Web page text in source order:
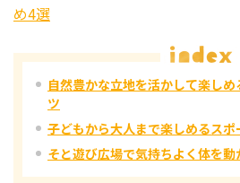
め4選
自然豊かな立地を活かして楽し
ツ
子どもから大人まで楽しめるス
そと遊び広場で気持ちよく体を動